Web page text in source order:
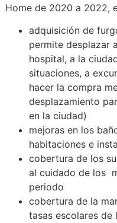
Home de 2020 a 2022,
adquisición de
permite desplazar
hospital, a la
situaciones, a
hacer la compra
desplazamiento
en la ciudad)
mejoras en los
habitaciones e
cobertura de los
al cuidado de los
periodo
cobertura de la
tasas escolares de